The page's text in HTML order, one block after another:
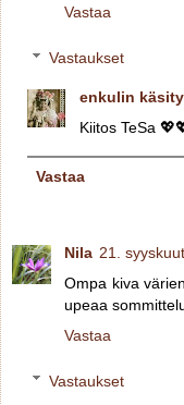
Vastaa
Vastaukset
enkulin
Kiitos TeSa
Vastaa
Nila 21.
Ompa kiva
upeaa
Vastaa
Vastaukset